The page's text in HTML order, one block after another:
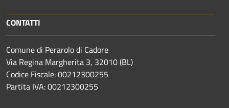
CONTATTI
Comune di Perarolo di Cadore
Via Regina Margherita 3, 32010 (BL)
Codice Fiscale: 00212300255
Partita IVA: 00212300255